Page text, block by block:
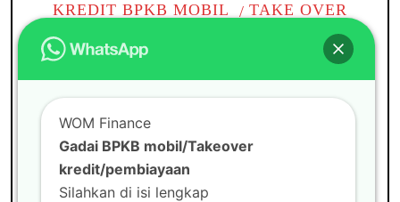
KREDIT BPKB MOBIL
TAKE OVER
TANPA BI CHECKING
TOP UP KREDIT PINJAMAN
WOM
Tambun
WOM Finance
Gadai BPKB mobil/Takeover
kredit/pembiayaan
Silahkan di isi lengkap